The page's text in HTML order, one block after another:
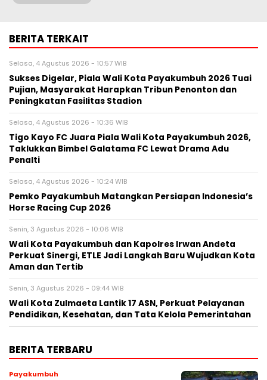
BERITA TERKAIT
Selasa, 4 Agustus 2026 - 10:57 WIB
Sukses Digelar, Piala Wali Kota Payakumbuh 2026 Tuai
Pujian, Masyarakat Harapkan Tribun Penonton dan
Peningkatan Fasilitas Stadion
Selasa, 4 Agustus 2026 - 10:36 WIB
Tigo Kayo FC Juara Piala Wali Kota Payakumbuh 2026,
Taklukkan Bimbel Galatama FC Lewat Drama Adu
Penalti
Selasa, 4 Agustus 2026 - 10:24 WIB
Pemko Payakumbuh Matangkan Persiapan Indonesia’s
Horse Racing Cup 2026
Senin, 3 Agustus 2026 - 10:06 WIB
Wali Kota Payakumbuh dan Kapolres Irwan Andeta
Perkuat Sinergi, ETLE Jadi Langkah Baru Wujudkan Kota
Aman dan Tertib
Senin, 3 Agustus 2026 - 09:44 WIB
Wali Kota Zulmaeta Lantik 17 ASN, Perkuat Pelayanan
Pendidikan, Kesehatan, dan Tata Kelola Pemerintahan
BERITA TERBARU
Payakumbuh